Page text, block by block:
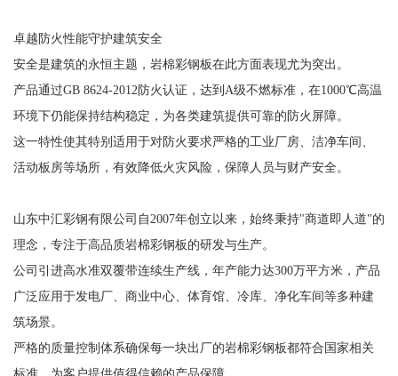
卓越防火性能守护建筑安全
安全是建筑的永恒主题，岩棉彩钢板在此方面表现尤为突出。
产品通过GB 8624-2012防火认证，达到A级不燃标准，在1000℃高温
环境下仍能保持结构稳定，为各类建筑提供可靠的防火屏障。
这一特性使其特别适用于对防火要求严格的工业厂房、洁净车间、
活动板房等场所，有效降低火灾风险，保障人员与财产安全。
山东中汇彩钢有限公司自2007年创立以来，始终秉持"商道即人道"的
理念，专注于高品质岩棉彩钢板的研发与生产。
公司引进高水准双覆带连续生产线，年产能力达300万平方米，产品
广泛应用于发电厂、商业中心、体育馆、冷库、净化车间等多种建
筑场景。
严格的质量控制体系确保每一块出厂的岩棉彩钢板都符合国家相关